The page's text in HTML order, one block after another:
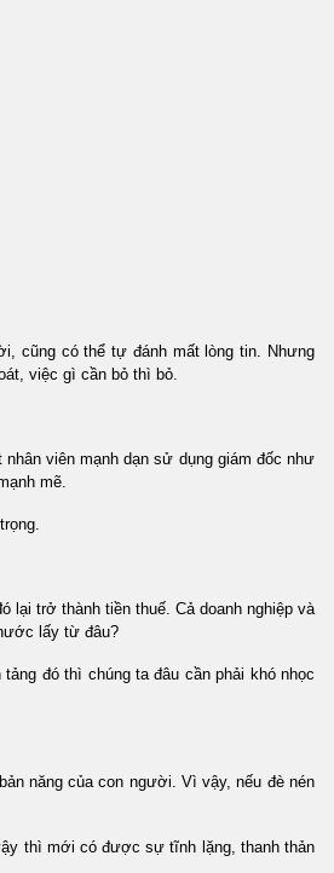
cũng có thể tự đánh mất lòng tin. Nhưng
việc gì cần bỏ thì bỏ.
viên mạnh dạn sử dụng giám đốc như
mẽ.
trở thành tiền thuế. Cả doanh nghiệp và
lấy từ đâu?
đó thì chúng ta đâu cần phải khó nhọc
năng của con người. Vì vậy, nếu đè nén
thì mới có được sự tĩnh lặng, thanh thản